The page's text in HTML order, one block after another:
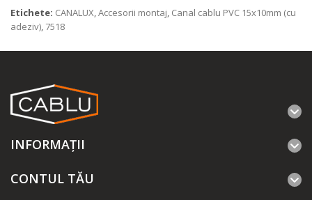
Etichete: CANALUX,Accesorii montaj, Canal cablu PVC 15x10mm (cu
adeziv), 7518
INFORMAŢII
CONTUL TĂU